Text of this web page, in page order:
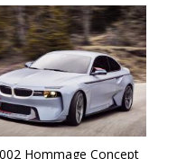
Hommage Concept